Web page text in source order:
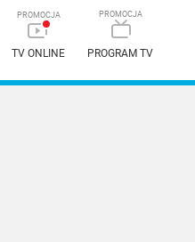
TV ONLINE PROGRAM TV